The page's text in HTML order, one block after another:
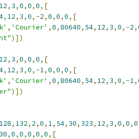
12, 3,0,0,0,[
, 12, 3,0,-2,0,0,0,[
, 'Courier' ,0,80640, 54, 12, 3,0,-2,
)])
12, 3,0,0,0,[
, 12, 3,0,-1,0,0,0,[
, 'Courier' ,0,80640, 54, 12, 3,0,-1,
)])
128, 132, 2,0, 1, 54, 30, 323, 12, 3,0,0,0
30,0,0,0,0,0,[